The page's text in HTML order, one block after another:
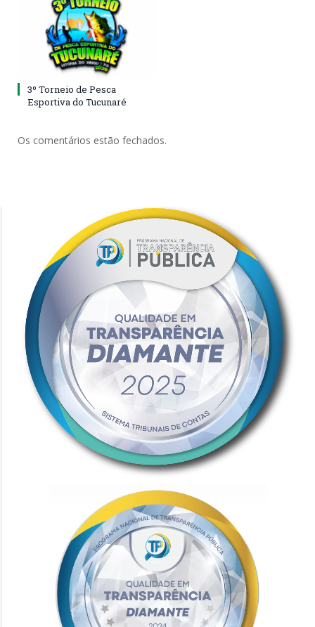
3º Torneio de Pesca
Esportiva do Tucunaré
Os comentários estão fechados.